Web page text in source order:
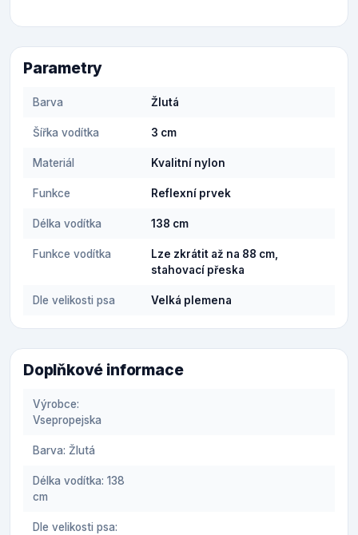
Parametry
Barva Žlutá
Šířka vodítka 3 cm
Materiál Kvalitní nylon
Funkce Reflexní prvek
Délka vodítka 138 cm
Funkce vodítka
Lze zkrátit až na 88 cm,
stahovací přeska
Dle velikosti psa Velká plemena
Doplňkové informace
Výrobce:
Vsepropejska
Barva: Žlutá
Délka vodítka: 138
cm
Dle velikosti psa: